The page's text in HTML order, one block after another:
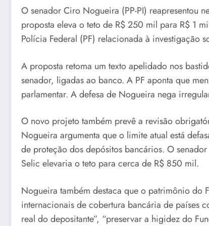
O senador Ciro Nogueira (PP-PI) reapresentou
proposta eleva o teto de R$ 250 mil para R$ 1
Polícia Federal (PF) relacionada à investigação
A proposta retoma um texto apelidado nos
senador, ligadas ao banco. A PF aponta que
parlamentar. A defesa de Nogueira nega
O novo projeto também prevê a revisão
Nogueira argumenta que o limite atual está
de proteção dos depósitos bancários. O
Selic elevaria o teto para cerca de R$ 850 mil.
Nogueira também destaca que o patrimônio do
internacionais de cobertura bancária de países
real do depositante”, “preservar a higidez do